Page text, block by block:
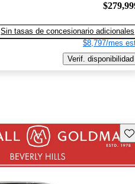
Sin tasas de concesionario adicionales
$8,797/mes
Verif. disponibilidad